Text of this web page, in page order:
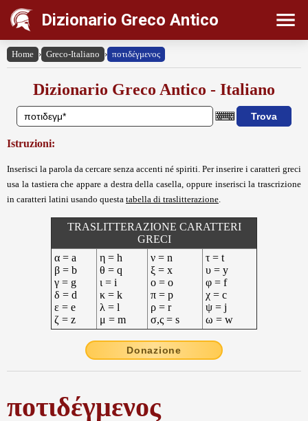
Dizionario Greco Antico
Home › Greco-Italiano › ποτιδέγμενος
Dizionario Greco Antico - Italiano
Istruzioni:
Inserisci la parola da cercare senza accenti né spiriti. Per inserire i caratteri greci
usa la tastiera che appare a destra della casella, oppure inserisci la trascrizione
in caratteri latini usando questa tabella di traslitterazione
TRASLITTERAZIONE CARATTERI
GRECI
α = a
β = b
γ = g
δ = d
ε = e
ζ = z
η = h
θ = q
ι = i
κ = k
λ = l
μ = m
ν = n
ξ = x
ο = o
π = p
ρ = r
σ,ς = s
τ = t
υ = y
φ = f
χ = c
ψ = j
ω = w
Donazione
ποτιδέγμενος